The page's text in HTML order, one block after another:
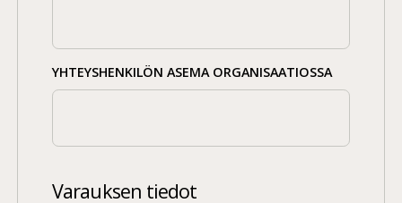
YHTEYSHENKILÖN ASEMA ORGANISAATIOSSA
Varauksen tiedot